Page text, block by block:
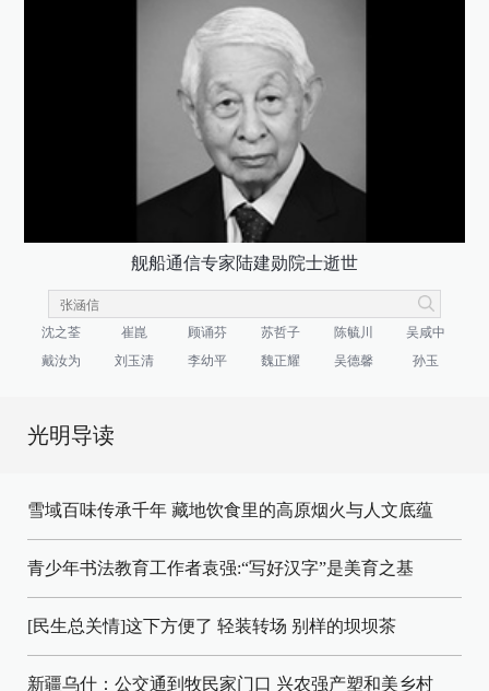
舰船通信专家陆建勋院士逝世
沈之荃 崔崑 顾诵芬 苏哲子 陈毓川
吴咸中
戴汝为
刘玉清 李幼平 魏正耀 吴德馨 孙玉
光明导读
雪域百味传承千年 藏地饮食里的高原烟火与人文底蕴
青少年书法教育工作者袁强:“写好汉字”是美育之基
[民生总关情]这下方便了 轻装转场 别样的坝坝茶
新疆乌什：公交通到牧民家门口 兴农强产塑和美乡村